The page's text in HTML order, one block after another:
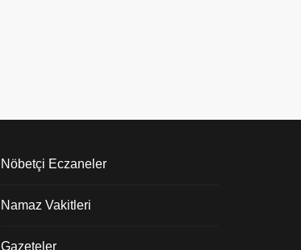
Nöbetçi Eczaneler
Namaz Vakitleri
Gazeteler